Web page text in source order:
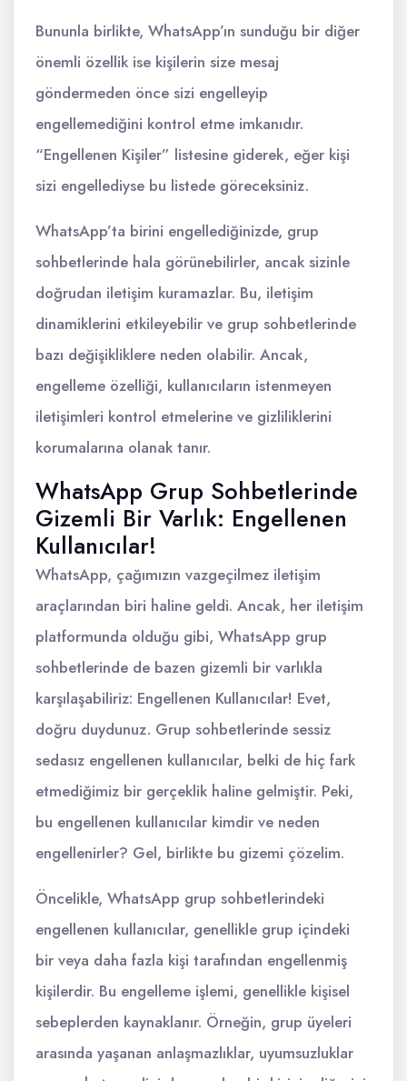
Bununla birlikte, WhatsApp’ın sunduğu bir diğer
önemli özellik ise kişilerin size mesaj
göndermeden önce sizi engelleyip
engellemediğini kontrol etme imkanıdır.
“Engellenen Kişiler” listesine giderek, eğer kişi
sizi engellediyse bu listede göreceksiniz.
WhatsApp’ta birini engellediğinizde, grup
sohbetlerinde hala görünebilirler, ancak sizinle
doğrudan iletişim kuramazlar. Bu, iletişim
dinamiklerini etkileyebilir ve grup sohbetlerinde
bazı değişikliklere neden olabilir. Ancak,
engelleme özelliği, kullanıcıların istenmeyen
iletişimleri kontrol etmelerine ve gizliliklerini
korumalarına olanak tanır.
WhatsApp Grup Sohbetlerinde
Gizemli Bir Varlık: Engellenen
Kullanıcılar!
WhatsApp, çağımızın vazgeçilmez iletişim
araçlarından biri haline geldi. Ancak, her iletişim
platformunda olduğu gibi, WhatsApp grup
sohbetlerinde de bazen gizemli bir varlıkla
karşılaşabiliriz: Engellenen Kullanıcılar! Evet,
doğru duydunuz. Grup sohbetlerinde sessiz
sedasız engellenen kullanıcılar, belki de hiç fark
etmediğimiz bir gerçeklik haline gelmiştir. Peki,
bu engellenen kullanıcılar kimdir ve neden
engellenirler? Gel, birlikte bu gizemi çözelim.
Öncelikle, WhatsApp grup sohbetlerindeki
engellenen kullanıcılar, genellikle grup içindeki
bir veya daha fazla kişi tarafından engellenmiş
kişilerdir. Bu engelleme işlemi, genellikle kişisel
sebeplerden kaynaklanır. Örneğin, grup üyeleri
arasında yaşanan anlaşmazlıklar, uyumsuzluklar